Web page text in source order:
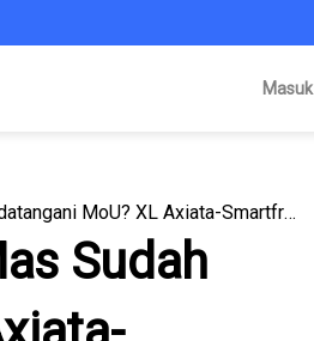
Masuk
Axiata Group dan Sinar Mas Sudah Tandatangani MoU? XL Axiata-Smartfren Bakal Merger
Sudah